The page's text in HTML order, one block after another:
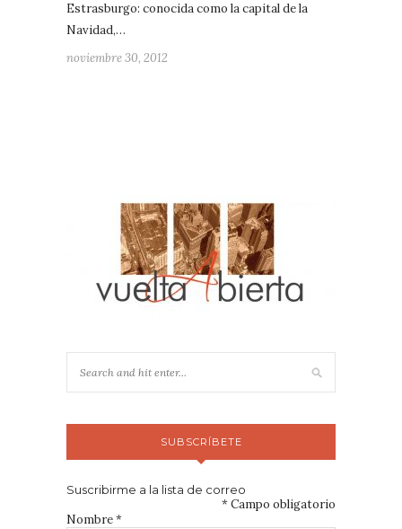
Estrasburgo: conocida como la capital de la
Navidad,…
noviembre 30, 2012
SUBSCRÍBETE
Suscribirme a la lista de correo
* Campo obligatorio
Nombre*